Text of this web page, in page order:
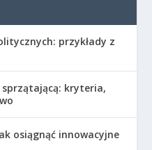
przykłady z
sprzątającą: kryteria,
osiągnąć innowacyjne